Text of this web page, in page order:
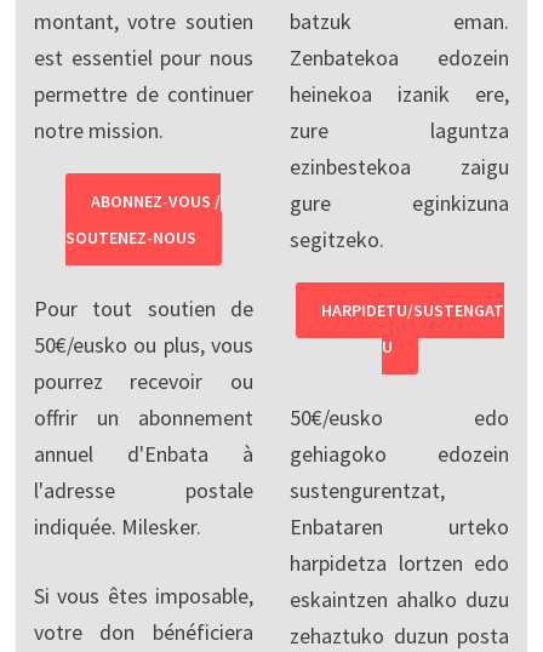
montant, votre soutien
est essentiel pour nous
permettre de continuer
notre mission.
ABONNEZ-VOUS /
SOUTENEZ-NOUS
Pour tout soutien de
50€/eusko ou plus, vous
pourrez recevoir ou
offrir un abonnement
annuel d'Enbata à
l'adresse postale
indiquée. Milesker.
Si vous êtes imposable,
votre don bénéficiera
batzuk eman.
Zenbatekoa edozein
heinekoa izanik ere,
zure laguntza
ezinbestekoa zaigu
gure eginkizuna
segitzeko.
HARPIDETU/SUSTENGAT
U
50€/eusko edo
gehiagoko edozein
sustengurentzat,
Enbataren urteko
harpidetza lortzen edo
eskaintzen ahalko duzu
zehaztuko duzun posta